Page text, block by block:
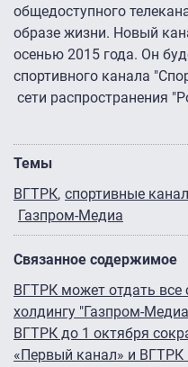
общедоступного
образе жизни. Новый
осенью 2015 года. Он
спортивного канала
сети распространения
Темы
ВГТРК спортивные
Газпром-Медиа
Связанное содержимое
ВГТРК может отдать все
холдингу "Газпром-
ВГТРК до 1 октября
«Первый канал» и ВГТРК